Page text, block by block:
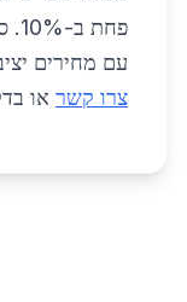
עם מחירים
צרו קשר או